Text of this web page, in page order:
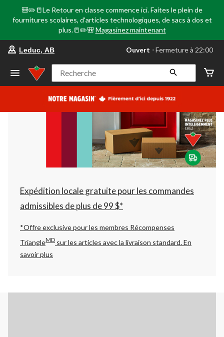
🎒✏️📒Le Retour en classe commence ici. Faites le plein de
fournitures scolaires, d'articles technologiques, de sacs à dos et
plus.📒✏️🎒 Magasinez maintenant
votre
préféré
Leduc,
AB,
courament
Fermeture
à
22:00
cliquer
pour
changer
Leduc, AB Ouvert ⋅ Fermeture à 22:00
Recherche
Expédition locale gratuite pour les commandes
admissibles de plus de 99 $*
*Offre exclusive pour les membres Récompenses
TriangleMD sur les articles avec la livraison standard.En
savoir plus